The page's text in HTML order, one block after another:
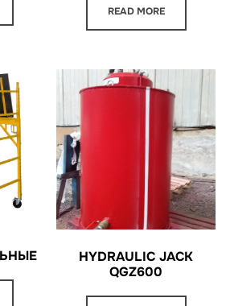
READ MORE
HYDRAULIC JACK
QGZ600